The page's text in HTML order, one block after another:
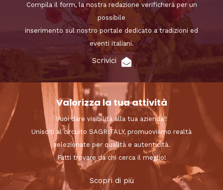
Compila il form, la nostra redazione verificherà per un
possibile
inserimento sul nostro portale dedicato a tradizioni ed
eventi italiani.
Scrivici
Valorizza la tua attività
Vuoi dare visibilità alla tua azienda?
Unisciti al circuito SAGRITALY, promuoviamo realtà
selezionate per qualità e autenticità.
Fatti trovare da chi cerca il meglio!
Scopri di più